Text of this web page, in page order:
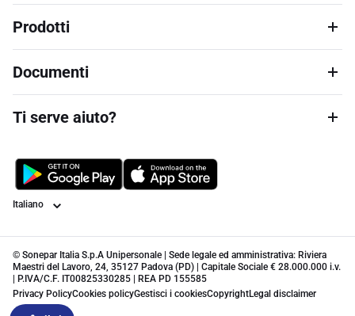
Prodotti
Documenti
Ti serve aiuto?
Lingua
© Sonepar Italia S.p.A Unipersonale | Sede legale ed amministrativa: Riviera
Maestri del Lavoro, 24, 35127 Padova (PD) | Capitale Sociale € 28.000.000 i.v.
| P.IVA/C.F. IT00825330285 | REA PD 155585
Privacy PolicyCookies policyGestisci i cookiesCopyrightLegal disclaimer